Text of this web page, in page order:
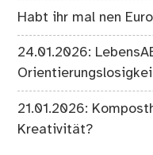
Habt ihr mal nen
24.01.2026:
21.01.2026:
Kreativität?